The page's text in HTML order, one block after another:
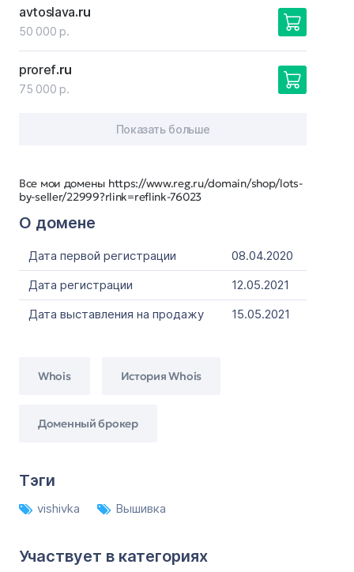
Все мои домены https://www.reg.ru/domain/shop/lots-
by-seller/22999?rlink=reflink-76023
О домене
Дата первой регистрации
08.04.2020
Дата регистрации
12.05.2021
Дата выставления на продажу
15.05.2021
Whois История Whois
Доменный брокер
Тэги
vishivka Вышивка
Участвует в категориях
avtoslava.ru
50 000 р.
proref.ru
75 000 р.
Показать больше